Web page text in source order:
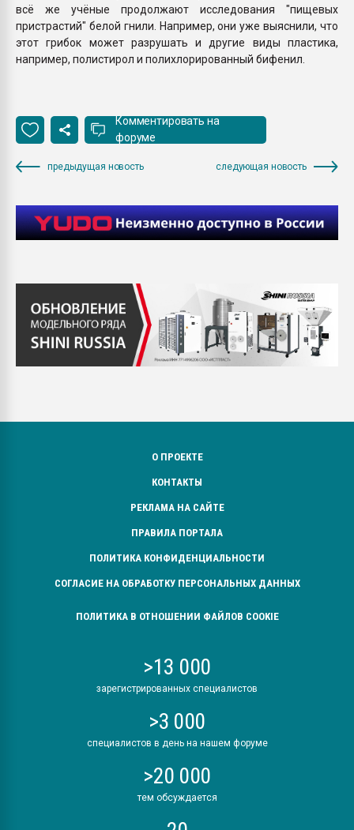
всё же учёные продолжают исследования "пищевых
пристрастий" белой гнили. Например, они уже выяснили, что
этот грибок может разрушать и другие виды пластика,
например, полистирол и полихлорированный бифенил.
Комментировать на
форуме
предыдущая новость следующая новость
О ПРОЕКТЕ
КОНТАКТЫ
РЕКЛАМА НА САЙТЕ
ПРАВИЛА ПОРТАЛА
ПОЛИТИКА КОНФИДЕНЦИАЛЬНОСТИ
СОГЛАСИЕ НА ОБРАБОТКУ ПЕРСОНАЛЬНЫХ ДАННЫХ
ПОЛИТИКА В ОТНОШЕНИИ ФАЙЛОВ COOKIE
>13 000
зарегистрированных специалистов
>3 000
специалистов в день на нашем форуме
>20 000
тем обсуждается